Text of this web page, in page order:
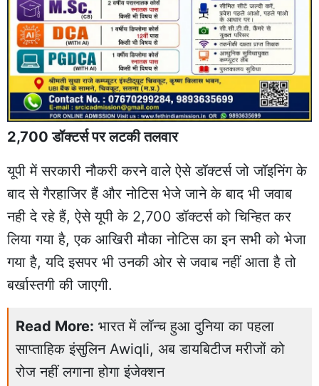
2,700 डॉक्टर्स पर लटकी तलवार
यूपी में सरकारी नौकरी करने वाले ऐसे डॉक्टर्स जो जॉइनिंग के
बाद से गैरहाजिर हैं और नोटिस भेजे जाने के बाद भी जवाब
नही दे रहे हैं, ऐसे यूपी के 2,700 डॉक्टर्स को चिन्हित कर
लिया गया है, एक आखिरी मौका नोटिस का इन सभी को भेजा
गया है, यदि इसपर भी उनकी ओर से जवाब नहीं आता है तो
बर्खास्तगी की जाएगी.
Read More: भारत में लॉन्च हुआ दुनिया का पहला
साप्ताहिक इंसुलिन Awiqli, अब डायबिटीज मरीजों को
रोज नहीं लगाना होगा इंजेक्शन